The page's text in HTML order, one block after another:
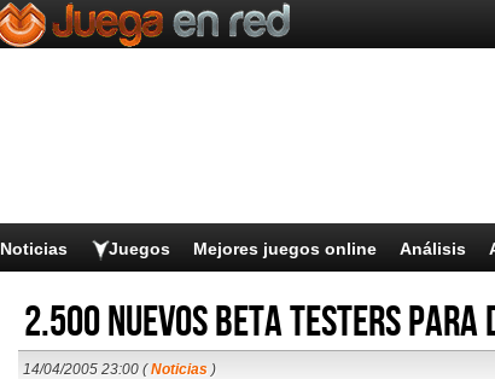
Noticias Juegos Mejores juegos online Análisis
2.500 nuevos beta testers para
14/04/2005 23:00 (Noticias )